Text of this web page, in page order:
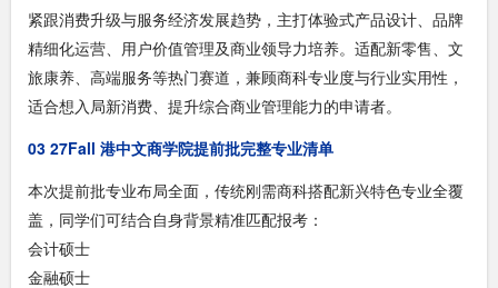
紧跟消费升级与服务经济发展趋势，主打体验式产品设计、品牌
精细化运营、用户价值管理及商业领导力培养。适配新零售、文
旅康养、高端服务等热门赛道，兼顾商科专业度与行业实用性，
适合想入局新消费、提升综合商业管理能力的申请者。
03 27Fall 港中文商学院提前批完整专业清单
本次提前批专业布局全面，传统刚需商科搭配新兴特色专业全覆
盖，同学们可结合自身背景精准匹配报考：
会计硕士
金融硕士